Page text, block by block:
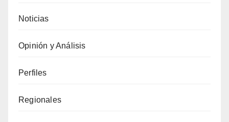
Noticias
Opinión y Análisis
Perfiles
Regionales